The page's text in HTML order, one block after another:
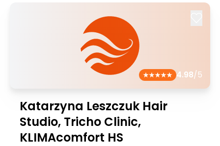
4.98/5
Katarzyna Leszczuk Hair
Studio, Tricho Clinic,
KLIMAcomfort HS